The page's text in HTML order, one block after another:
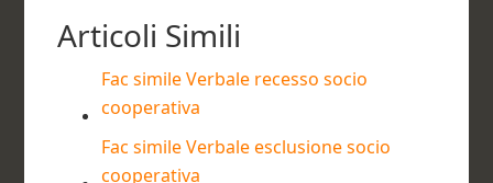
Articoli Simili
Fac simile Verbale recesso socio
cooperativa​
Fac simile Verbale esclusione socio
cooperativa​